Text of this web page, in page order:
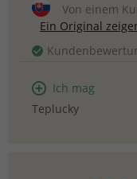
Von einem
Ein Original
Ich mag
Teplucky